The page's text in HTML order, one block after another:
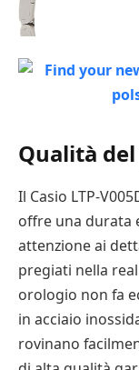
Qualità
Il Casio LTP-
offre una durata
attenzione ai
pregiati nella
orologio non fa
in acciaio
rovinano